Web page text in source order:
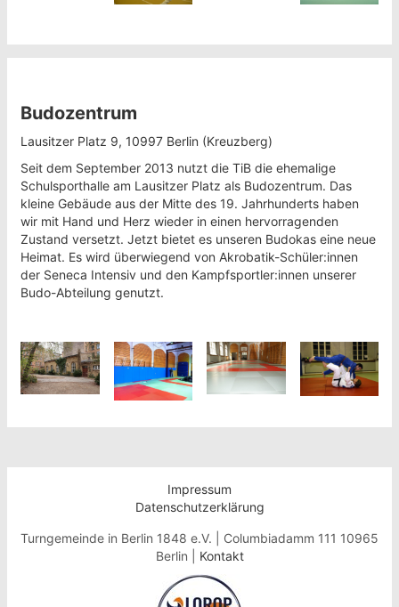
Budozentrum
Lausitzer Platz 9, 10997 Berlin (Kreuzberg)
Seit dem September 2013 nutzt die TiB die ehemalige
Schulsporthalle am Lausitzer Platz als Budozentrum. Das
kleine Gebäude aus der Mitte des 19. Jahrhunderts haben
wir mit Hand und Herz wieder in einen hervorragenden
Zustand versetzt. Jetzt bietet es unseren Budokas eine neue
Heimat. Es wird überwiegend von Akrobatik-Schüler:innen
der Seneca Intensiv und den Kampfsportler:innen unserer
Budo-Abteilung genutzt.
Impressum
Datenschutzerklärung
Turngemeinde in Berlin 1848 e.V. | Columbiadamm 111 10965
Berlin | Kontakt